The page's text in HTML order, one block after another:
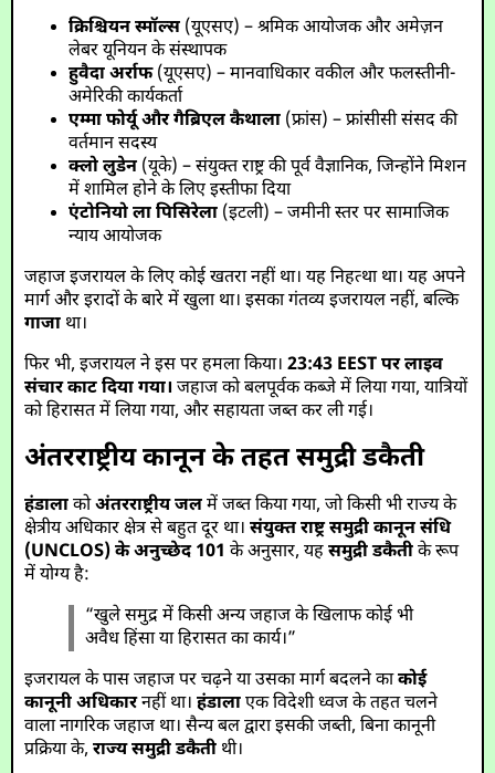
क्रिश्चियन स्मॉल्स (यूएसए) – श्रमिक आयोजक और अमेज़न
लेबर यूनियन के संस्थापक
हुवैदा अर्राफ(यूएसए) – मानवाधिकार वकील और फलस्तीनी-
अमेरिकी कार्यकर्ता
एम्मा फोर्यू और गैब्रिएल कैथाला (फ्रांस) – फ्रांसीसी संसद की
वर्तमान सदस्य
क्लो लुडेन (यूके) – संयुक्त राष्ट्र की पूर्व वैज्ञानिक, जिन्होंने मिशन
में शामिल होने के लिए इस्तीफा दिया
एंटोनियो ला पिसिरेला (इटली) – जमीनी स्तर पर सामाजिक
न्याय आयोजक
जहाज इजरायल के लिए कोई खतरा नहीं था। यह निहत्था था। यह अपने
मार्ग और इरादों के बारे में खुला था। इसका गंतव्य इजरायल नहीं, बल्कि
गाजा था।
फिर भी, इजरायल ने इस पर हमला किया।23:43 EEST पर लाइव
संचार काट दिया गया। जहाज को बलपूर्वक कब्जे में लिया गया, यात्रियों
को हिरासत में लिया गया, और सहायता जब्त कर ली गई।
अंतरराष्ट्रीय कानून के तहत समुद्री डकैती
हंडालाकोअंतरराष्ट्रीय जलमें जब्त किया गया, जो किसी भी राज्य के
क्षेत्रीय अधिकार क्षेत्र से बहुत दूर था।संयुक्त राष्ट्र समुद्री कानून संधि
(UNCLOS) के अनुच्छेद 101 के अनुसार, यहसमुद्री डकैतीके रूप
में योग्य है:
“खुले समुद्र में किसी अन्य जहाज के खिलाफ कोई भी
अवैध हिंसा या हिरासत का कार्य।”
इजरायल के पास जहाज पर चढ़ने या उसका मार्ग बदलने काकोई
कानूनी अधिकारनहीं था।हंडालाएक विदेशी ध्वज के तहत चलने
वाला नागरिक जहाज था। सैन्य बल द्वारा इसकी जब्ती, बिना कानूनी
प्रक्रिया के,राज्य समुद्री डकैती थी।